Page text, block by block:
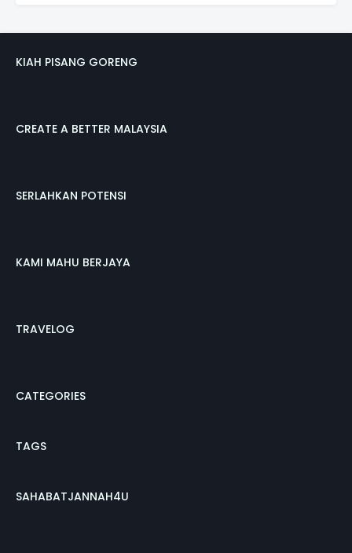
KIAH PISANG GORENG
CREATE A BETTER MALAYSIA
SERLAHKAN POTENSI
KAMI MAHU BERJAYA
TRAVELOG
CATEGORIES
TAGS
SAHABATJANNAH4U